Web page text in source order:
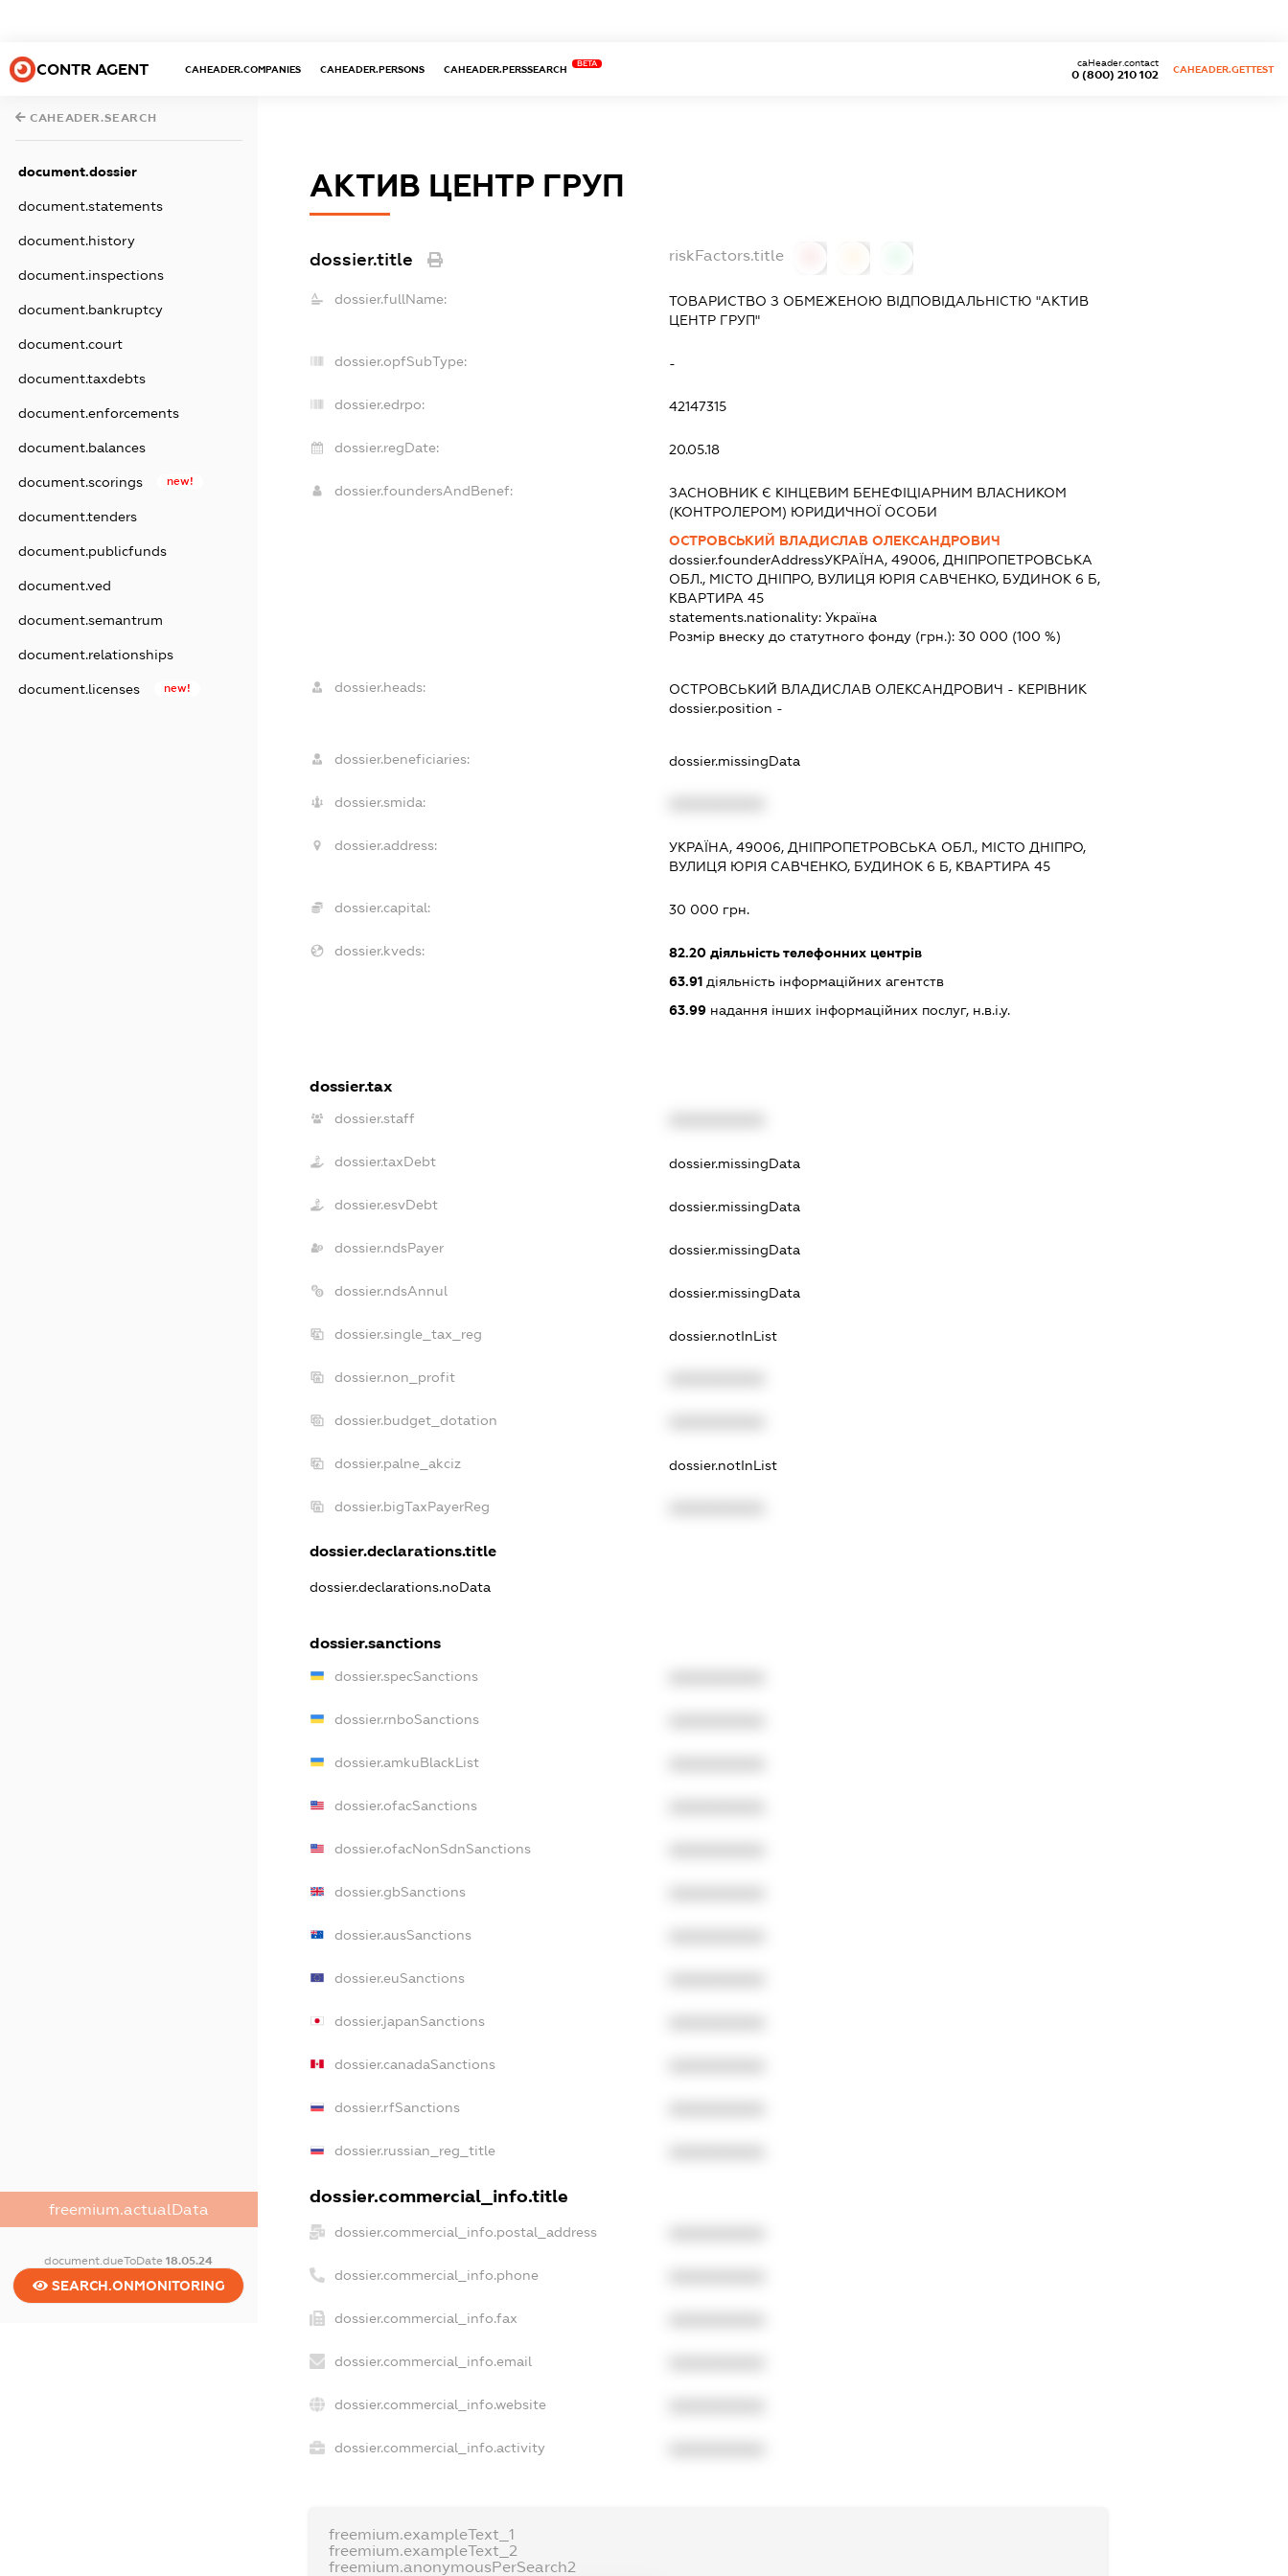
CONTR AGENT CAHEADER.COMPANIES CAHEADER.PERSONS CAHEADER.PERSSEARCH
BETA
0 (800) 210 102
caHeader.contact
CAHEADER.GETTEST
CAHEADER.SEARCH
document.dossier
document.statements
document.history
document.inspections
document.bankruptcy
document.court
document.taxdebts
document.enforcements
document.balances
document.scorings new!
document.tenders
document.publicfunds
document.ved
document.semantrum
document.relationships
document.licenses new!
freemium.actualData
document.dueToDate18.05.24
SEARCH.ONMONITORING
АКТИВ ЦЕНТР ГРУП
dossier.title riskFactors.title
dossier.fullName:
ТОВАРИСТВО З ОБМЕЖЕНОЮ ВІДПОВІДАЛЬНІСТЮ "АКТИВ
ЦЕНТР ГРУП"
dossier.opfSubType: -
dossier.edrpo: 42147315
dossier.regDate: 20.05.18
dossier.foundersAndBenef:
ЗАСНОВНИК Є КІНЦЕВИМ БЕНЕФІЦІАРНИМ ВЛАСНИКОМ
(КОНТРОЛЕРОМ) ЮРИДИЧНОЇ ОСОБИ
ОСТРОВСЬКИЙ ВЛАДИСЛАВ ОЛЕКСАНДРОВИЧ
dossier.founderAddressУКРАЇНА, 49006, ДНІПРОПЕТРОВСЬКА
ОБЛ., МІСТО ДНІПРО, ВУЛИЦЯ ЮРІЯ САВЧЕНКО, БУДИНОК 6 Б,
КВАРТИРА 45
statements.nationality: Україна
Розмір внеску до статутного фонду (грн.): 30 000 (100 %)
dossier.heads: ОСТРОВСЬКИЙ ВЛАДИСЛАВ ОЛЕКСАНДРОВИЧ - КЕРІВНИК
dossier.position -
dossier.beneficiaries: dossier.missingData
dossier.smida:
dossier.address:
УКРАЇНА, 49006, ДНІПРОПЕТРОВСЬКА ОБЛ., МІСТО ДНІПРО,
ВУЛИЦЯ ЮРІЯ САВЧЕНКО, БУДИНОК 6 Б, КВАРТИРА 45
dossier.capital: 30 000 грн.
dossier.kveds: 82.20діяльність телефонних центрів
63.91діяльність інформаційних агентств
63.99надання інших інформаційних послуг, н.в.і.у.
dossier.tax
dossier.staff
dossier.taxDebt dossier.missingData
dossier.esvDebt dossier.missingData
dossier.ndsPayer dossier.missingData
dossier.ndsAnnul dossier.missingData
dossier.single_tax_reg dossier.notInList
dossier.non_profit
dossier.budget_dotation
dossier.palne_akciz dossier.notInList
dossier.bigTaxPayerReg
dossier.declarations.title
dossier.declarations.noData
dossier.sanctions
dossier.specSanctions
dossier.rnboSanctions
dossier.amkuBlackList
dossier.ofacSanctions
dossier.ofacNonSdnSanctions
dossier.gbSanctions
dossier.ausSanctions
dossier.euSanctions
dossier.japanSanctions
dossier.canadaSanctions
dossier.rfSanctions
dossier.russian_reg_title
dossier.commercial_info.title
dossier.commercial_info.postal_address
dossier.commercial_info.phone
dossier.commercial_info.fax
dossier.commercial_info.email
dossier.commercial_info.website
dossier.commercial_info.activity
freemium.exampleText_1
freemium.exampleText_2
freemium.anonymousPerSearch2